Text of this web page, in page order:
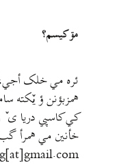
مۊ کيسم؟
ئره مي خلک
همزبؤنن ؤ يٚکته
کي کاسپي دريا ی
خأنين مي همرأ